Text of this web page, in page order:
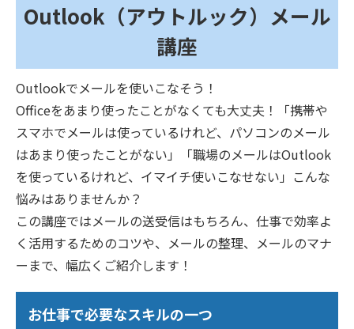
Outlook（アウトルック）メール
講座
Outlookでメールを使いこなそう！
Officeをあまり使ったことがなくても大丈夫！「携帯や
スマホでメールは使っているけれど、パソコンのメール
はあまり使ったことがない」「職場のメールはOutlook
を使っているけれど、イマイチ使いこなせない」こんな
悩みはありませんか？
この講座ではメールの送受信はもちろん、仕事で効率よ
く活用するためのコツや、メールの整理、メールのマナ
ーまで、幅広くご紹介します！
お仕事で必要なスキルの一つ